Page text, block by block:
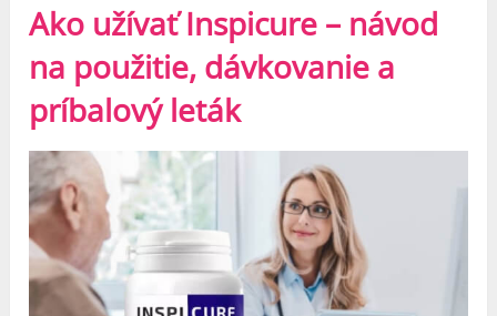
Ako užívať Inspicure – návod
na použitie, dávkovanie a
príbalový leták